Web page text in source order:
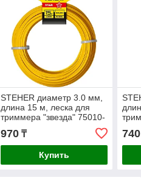
STEHER диаметр 3.0 мм,
длина 15 м, леска для
триммера "звезда" 75010-
970₸
Купить
740